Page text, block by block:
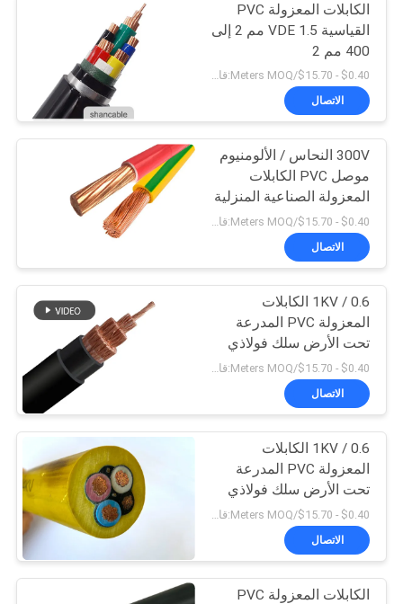
كابل هوائي مجمع
92
كابل المطاط مغمد
95
مراقبة الكابلات
76
الكابلات المعزولة PVC
القياسية VDE 1.5 مم 2 إلى
400 مم 2
$0.40 - $15.70/Meters MOQ:قابل للتفاوض
الاتصال
300V النحاس / الألومنيوم
موصل PVC الكابلات
المعزولة الصناعية المنزلية
$0.40 - $15.70/Meters MOQ:قابل للتفاوض
الاتصال
0.6 / 1KV الكابلات
المعزولة PVC المدرعة
تحت الأرض سلك فولاذي
متعدد النواة
الاتصال
0.6 / 1KV الكابلات
المعزولة PVC المدرعة
تحت الأرض سلك فولاذي
متعدد النواة
الاتصال
الكابلات المعزولة PVC